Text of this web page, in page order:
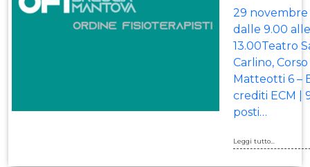
29 novembre
dalle 9.00 alle
13.00Teatro
Carlino, Corso
Matteotti 6 –
crediti ECM |
posti…
Leggi tutto...